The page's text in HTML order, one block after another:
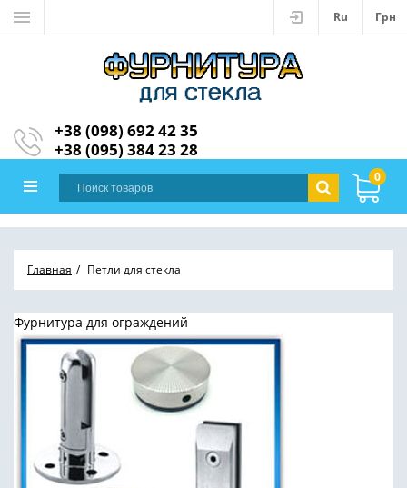
Ru Грн
+38 (098) 692 42 35
+38 (095) 384 23 28
0
Главная Петли для стекла
Фурнитура для ограждений